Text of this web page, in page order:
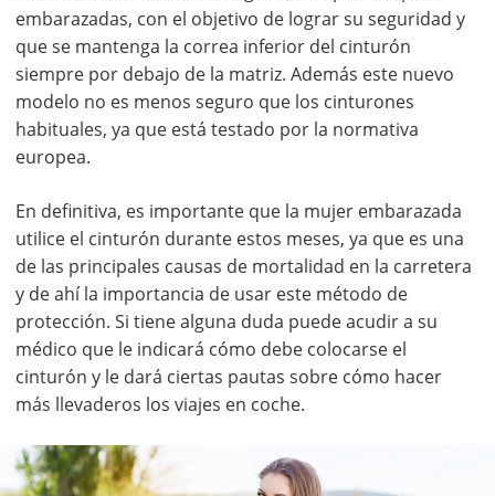
embarazadas, con el objetivo de lograr su seguridad y
que se mantenga la correa inferior del cinturón
siempre por debajo de la matriz. Además este nuevo
modelo no es menos seguro que los cinturones
habituales, ya que está testado por la normativa
europea.
En definitiva, es importante que la mujer embarazada
utilice el cinturón durante estos meses, ya que es una
de las principales causas de mortalidad en la carretera
y de ahí la importancia de usar este método de
protección. Si tiene alguna duda puede acudir a su
médico que le indicará cómo debe colocarse el
cinturón y le dará ciertas pautas sobre cómo hacer
más llevaderos los viajes en coche.